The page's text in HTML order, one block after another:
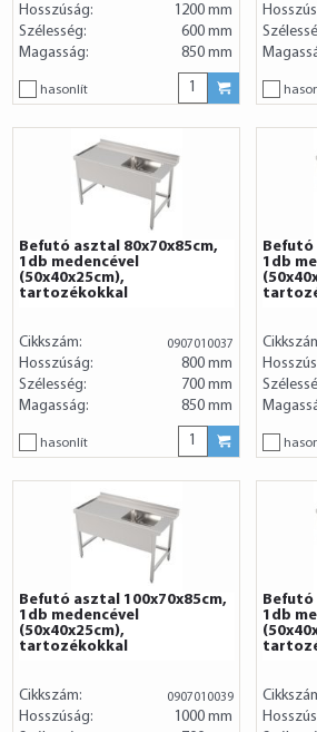
Hosszúság:
1200 mm
Szélesség:
600 mm
Magasság:
850 mm
hasonlít
Befutó asztal 80x70x85cm,
1db medencével
(50x40x25cm),
tartozékokkal
Cikkszám: 0907010037
Hosszúság:
800 mm
Szélesség:
700 mm
Magasság:
850 mm
hasonlít
Befutó
1db
Befutó asztal 100x70x85cm,
1db medencével
(50x40x25cm),
tartozékokkal
Cikkszám: 0907010039
Hosszúság:
1000 mm
Befutó
1db